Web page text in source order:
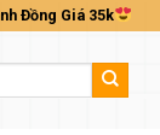
Đồng Giá 35k